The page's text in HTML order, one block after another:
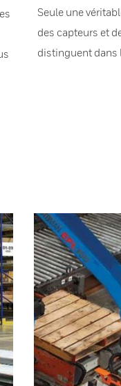
Seule une
des capteurs et
distinguent dans